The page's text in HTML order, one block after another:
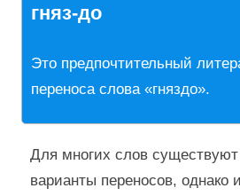
гняз-до
Это предпочтительный
переноса слова «гняздо».
Для многих слов
варианты переносов, однако